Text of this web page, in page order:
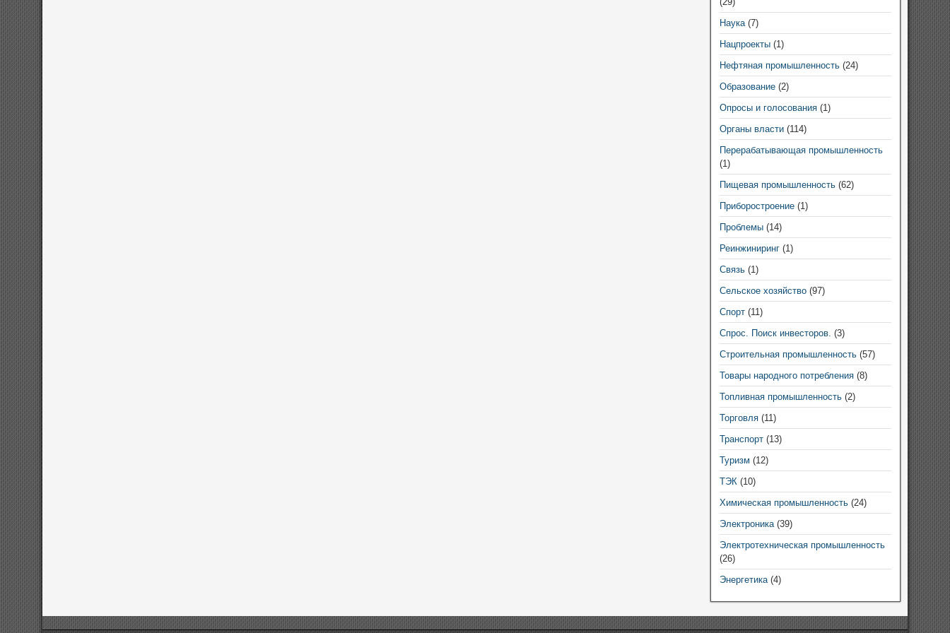
Наука(7)
Нацпроекты(1)
Нефтяная промышленность(24)
Образование(2)
Опросы и голосования(1)
Органы власти(114)
Перерабатывающая промышленность
(1)
Пищевая промышленность(62)
Приборостроение(1)
Проблемы(14)
Реинжиниринг(1)
Связь(1)
Сельское хозяйство(97)
Спорт(11)
Спрос. Поиск инвесторов. (3)
Строительная промышленность(57)
Товары народного потребления(8)
Топливная промышленность(2)
Торговля(11)
Транспорт(13)
Туризм (12)
ТЭК(10)
Химическая промышленность(24)
Электроника(39)
Электротехническая промышленность
(26)
Энергетика(4)